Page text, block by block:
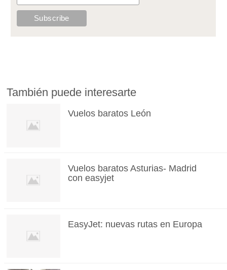
También puede interesarte
Vuelos baratos León
Vuelos baratos Asturias- Madrid
con easyjet
EasyJet: nuevas rutas en Europa